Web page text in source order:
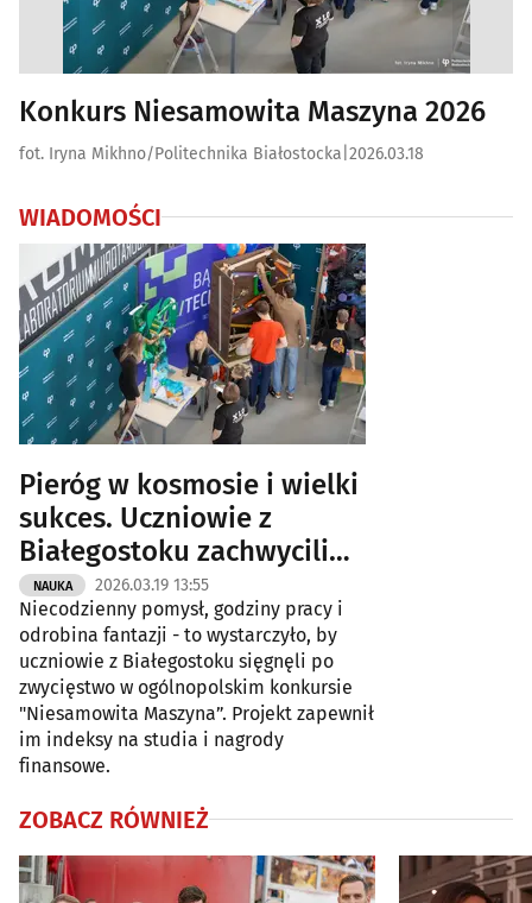
Konkurs Niesamowita Maszyna 2026
fot. Iryna Mikhno/Politechnika Białostocka 2026.03.18
WIADOMOŚCI
Pieróg w kosmosie i wielki
sukces. Uczniowie z
Białegostoku zachwycili
jurorów
NAUKA 2026.03.19 13:55
Niecodzienny pomysł, godziny pracy i
odrobina fantazji - to wystarczyło, by
uczniowie z Białegostoku sięgnęli po
zwycięstwo w ogólnopolskim konkursie
"Niesamowita Maszyna”. Projekt zapewnił
im indeksy na studia i nagrody
finansowe.
ZOBACZ RÓWNIEŻ